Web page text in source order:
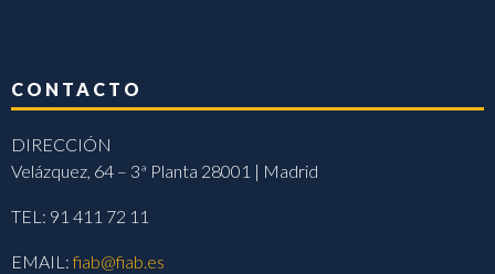
CONTACTO
DIRECCIÓN
Velázquez, 64 – 3ª Planta 28001 | Madrid
TEL: 91 411 72 11
EMAIL:fiab@fiab.es